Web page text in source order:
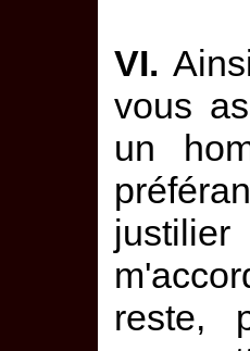
VI.
vous
un
reste,